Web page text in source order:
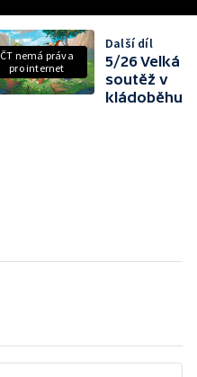
ČT nemá práva
pro internet
Další díl
5/26 Velká
soutěž v
kládoběhu